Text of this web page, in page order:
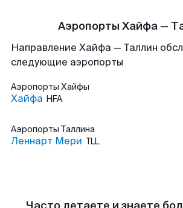
Аэропорты Хайфа —
Направление Хайфа — Таллин
следующие аэропорты
Аэропорты Хайфы
Хайфа HFA
Аэропорты Таллина
Леннарт Мери TLL